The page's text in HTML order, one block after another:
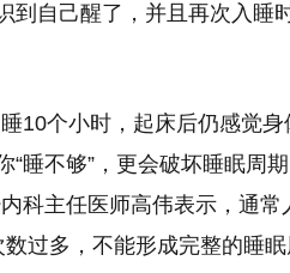
到自己醒了，并且再次入睡
10个小时，起床后仍感觉
“睡不够”，更会破坏睡眠周
科主任医师高伟表示，通常
过多，不能形成完整的睡